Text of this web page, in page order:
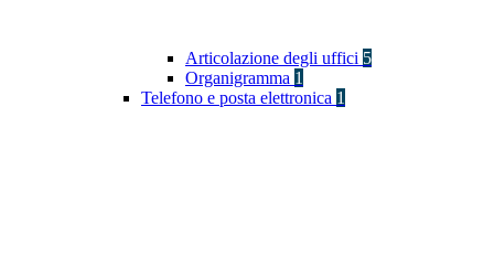
Articolazione degli uffici 5
Organigramma 1
Telefono e posta elettronica 1